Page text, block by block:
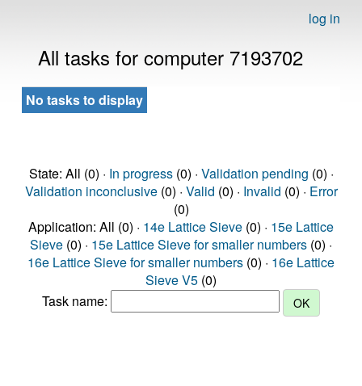
log in
All tasks for computer 7193702
No tasks to display
State: All (0) · In progress(0) · Validation pending (0) ·
Validation inconclusive(0) · Valid (0) · Invalid (0) · Error
(0)
Application: All (0) · 14e Lattice Sieve (0) · 15e Lattice
Sieve (0) · 15e Lattice Sieve for smaller numbers (0) ·
16e Lattice Sieve for smaller numbers (0) · 16e Lattice
Sieve V5 (0)
Task name: